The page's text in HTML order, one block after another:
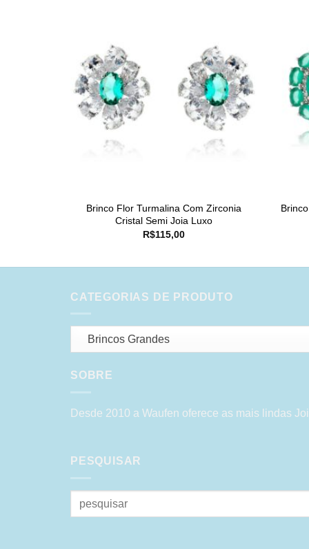
Brinco Flor Turmalina Com Zirconia
Cristal Semi Joia Luxo
R$115,00
CATEGORIAS DE PRODUTO
Brincos Grandes
SOBRE
Desde 2010 a Waufen oferece as mais lindas
PESQUISAR
Pesquisar
por: